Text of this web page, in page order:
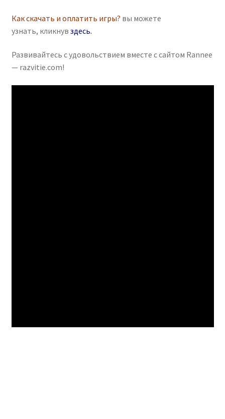
Как скачать и оплатить игры? вы можете
узнать, кликнув здесь.
Развивайтесь с удовольствием вместе с сайтом Rannee
— razvitie.com!